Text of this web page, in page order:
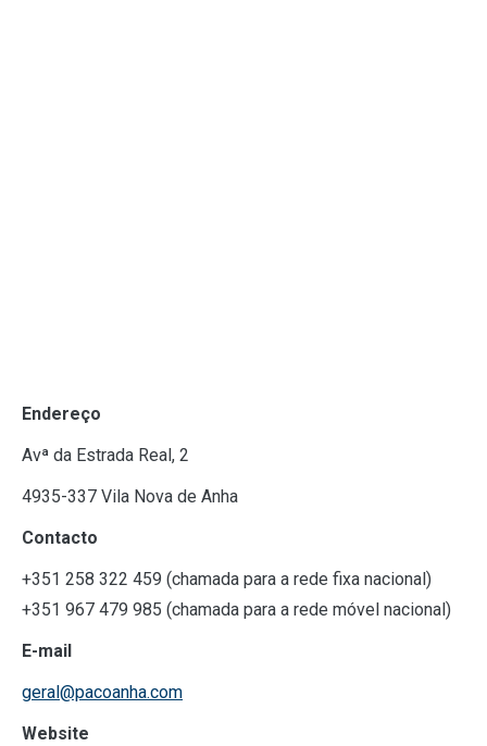
Endereço
Avª da Estrada Real, 2
4935-337 Vila Nova de Anha
Contacto
+351 258 322 459 (chamada para a rede fixa nacional)
+351 967 479 985 (chamada para a rede móvel nacional)
E-mail
geral@pacoanha.com
Website